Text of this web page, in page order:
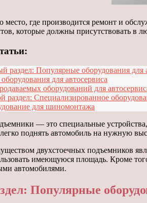
место, где производится ремонт и
которые должны присутствовать в
раздел: Популярные оборудования для
для автосервиса
оборудований для
раздел: Специализированное
для шиномонтажа
— это специальные
поднять автомобиль на нужную
двухстоечных подъемников
имеющуюся площадь. Кроме
автомобилями.
Популярные